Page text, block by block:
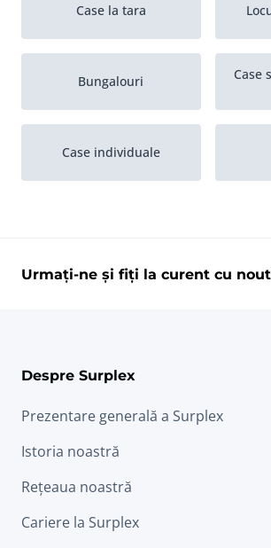
Case la tara
Bungalouri
Case
Case individuale
Urmați-ne și fiți la curent cu
Despre Surplex
Prezentare generală a Surplex
Istoria noastră
Rețeaua noastră
Cariere la Surplex